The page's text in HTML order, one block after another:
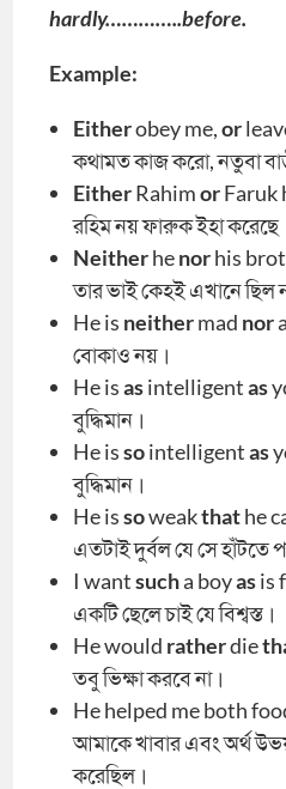
hardly…………..before.
Example:
Eitherobey me,or
কথামত কাজ করো, নতুবা
EitherRahimorFaruk
রহিম নয় ফারুক ইহা
Neitherhenorhis
তার ভাই কেহই এখানে ছিল
He is neithermad nor
বোকাও নয়।
He isasintelligentas
বুদ্ধিমান।
He issointelligentas
বুদ্ধিমান।
He issoweakthathe
এতটাই দুর্বল যে সে হাঁটতে
I wantsucha boyasis
একটি ছেলে চাই যে বিশ্বস্ত।
He would ratherdie
তবু ভিক্ষা করবে না।
He helped me both
আমাকে খাবার এবং অর্থ
করেছিল।